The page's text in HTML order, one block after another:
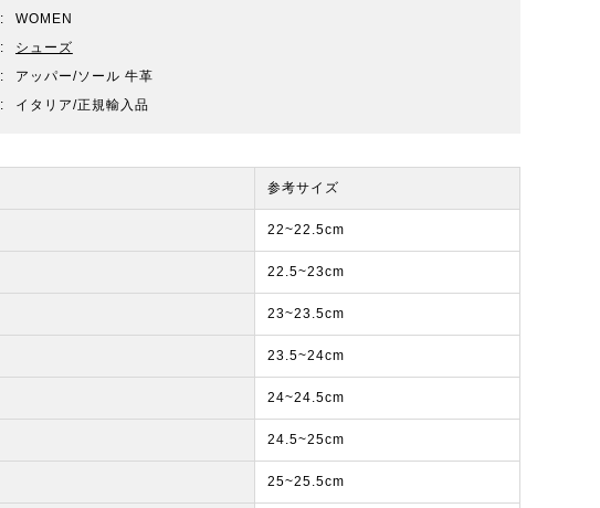
WOMEN
シューズ
アッパー/ソール 牛革
イタリア/正規輸入品
参考サイズ
22~22.5cm
22.5~23cm
23~23.5cm
23.5~24cm
24~24.5cm
24.5~25cm
25~25.5cm